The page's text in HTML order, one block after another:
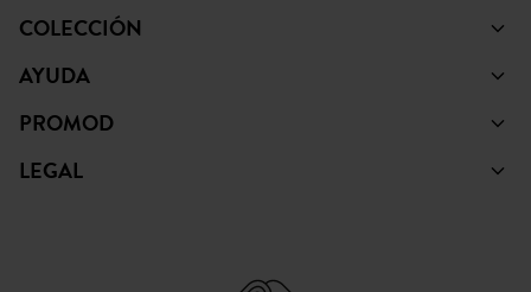
COLECCIÓN
AYUDA
PROMOD
LEGAL